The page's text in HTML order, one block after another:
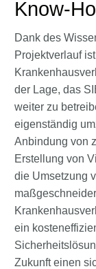
Know-
Dank des
Projektverlauf
der Lage, das
weiter zu
eigenständig
Anbindung von
Erstellung von
die Umsetzung
ein
Zukunft einen